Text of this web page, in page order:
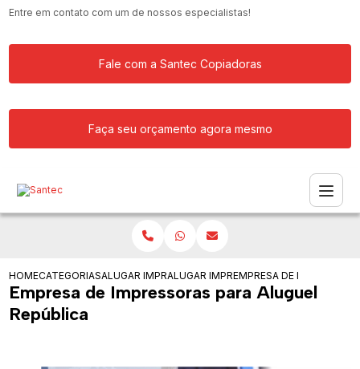
Entre em contato com um de nossos especialistas!
Fale com a Santec Copiadoras
Faça seu orçamento agora mesmo
HOMECATEGORIASALUGAR IMPRESSORAALUGAR IMPRESSORAS PARA EMPRESA
EMPRESA DE
Empresa de Impressoras para Aluguel
República